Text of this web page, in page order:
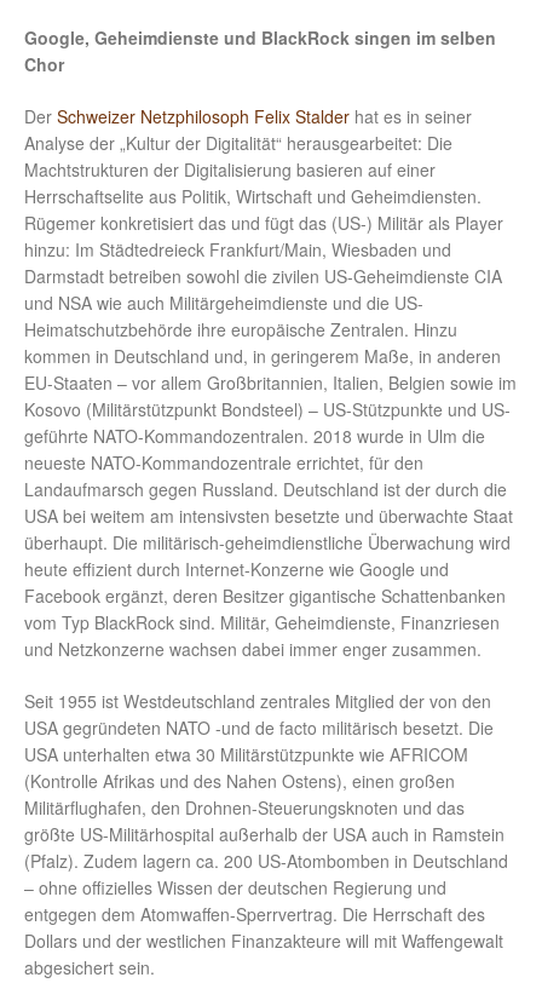
Google, Geheimdienste und BlackRock singen im selben
Chor
Der Schweizer Netzphilosoph Felix Stalder hat es in seiner
Analyse der „Kultur der Digitalität“ herausgearbeitet: Die
Machtstrukturen der Digitalisierung basieren auf einer
Herrschaftselite aus Politik, Wirtschaft und Geheimdiensten.
Rügemer konkretisiert das und fügt das (US-) Militär als Player
hinzu: Im Städtedreieck Frankfurt/Main, Wiesbaden und
Darmstadt betreiben sowohl die zivilen US-Geheimdienste CIA
und NSA wie auch Militärgeheimdienste und die US-
Heimatschutzbehörde ihre europäische Zentralen. Hinzu
kommen in Deutschland und, in geringerem Maße, in anderen
EU-Staaten – vor allem Großbritannien, Italien, Belgien sowie im
Kosovo (Militärstützpunkt Bondsteel) – US-Stützpunkte und US-
geführte NATO-Kommandozentralen. 2018 wurde in Ulm die
neueste NATO-Kommandozentrale errichtet, für den
Landaufmarsch gegen Russland. Deutschland ist der durch die
USA bei weitem am intensivsten besetzte und überwachte Staat
überhaupt. Die militärisch-geheimdienstliche Überwachung wird
heute effizient durch Internet-Konzerne wie Google und
Facebook ergänzt, deren Besitzer gigantische Schattenbanken
vom Typ BlackRock sind. Militär, Geheimdienste, Finanzriesen
und Netzkonzerne wachsen dabei immer enger zusammen.
Seit 1955 ist Westdeutschland zentrales Mitglied der von den
USA gegründeten NATO -und de facto militärisch besetzt. Die
USA unterhalten etwa 30 Militärstützpunkte wie AFRICOM
(Kontrolle Afrikas und des Nahen Ostens), einen großen
Militärflughafen, den Drohnen-Steuerungsknoten und das
größte US-Militärhospital außerhalb der USA auch in Ramstein
(Pfalz). Zudem lagern ca. 200 US-Atombomben in Deutschland
– ohne offizielles Wissen der deutschen Regierung und
entgegen dem Atomwaffen-Sperrvertrag. Die Herrschaft des
Dollars und der westlichen Finanzakteure will mit Waffengewalt
abgesichert sein.